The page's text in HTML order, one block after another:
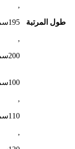
طول المرتبة
,
195سم
,
200سم
100سم
,
110سم
,